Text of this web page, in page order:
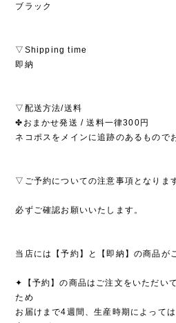
ブラック
▽Shipping time
即納
▽配送方法/送料
✤おまかせ発送 / 送料一律300円
ネコポスをメインに追跡のあるもので
▽ご予約についての注意事項となりま
必ずご確認お願いいたします。
当店には【予約】と【即納】の商品が
✦【予約】の商品はご注文をいただい
ため
お届けまで4週間、生産時期によって